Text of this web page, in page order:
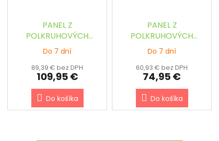
PANEL Z
POLKRUHOVÝCH
BAMBUSOVÝCH TYČÍ
PRÍRODNÝ š.90 x v.240
cm
Do 7 dní
89,39 € bez DPH
109,95 €
Do košíka
PANEL Z
POLKRUHOVÝCH
BAMBUSOVÝCH TYČÍ
TMAVOHNEDÝ š.90 x
v.180 cm
Do 7 dní
60,93 € bez DPH
74,95 €
Do košíka